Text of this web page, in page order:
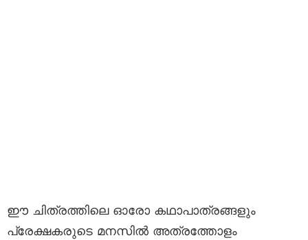
ഈ ചിത്രത്തിലെ ഓരോ കഥാപാത്രങ്ങളും
പ്രേക്ഷകരുടെ മനസിൽ അത്രത്തോളം